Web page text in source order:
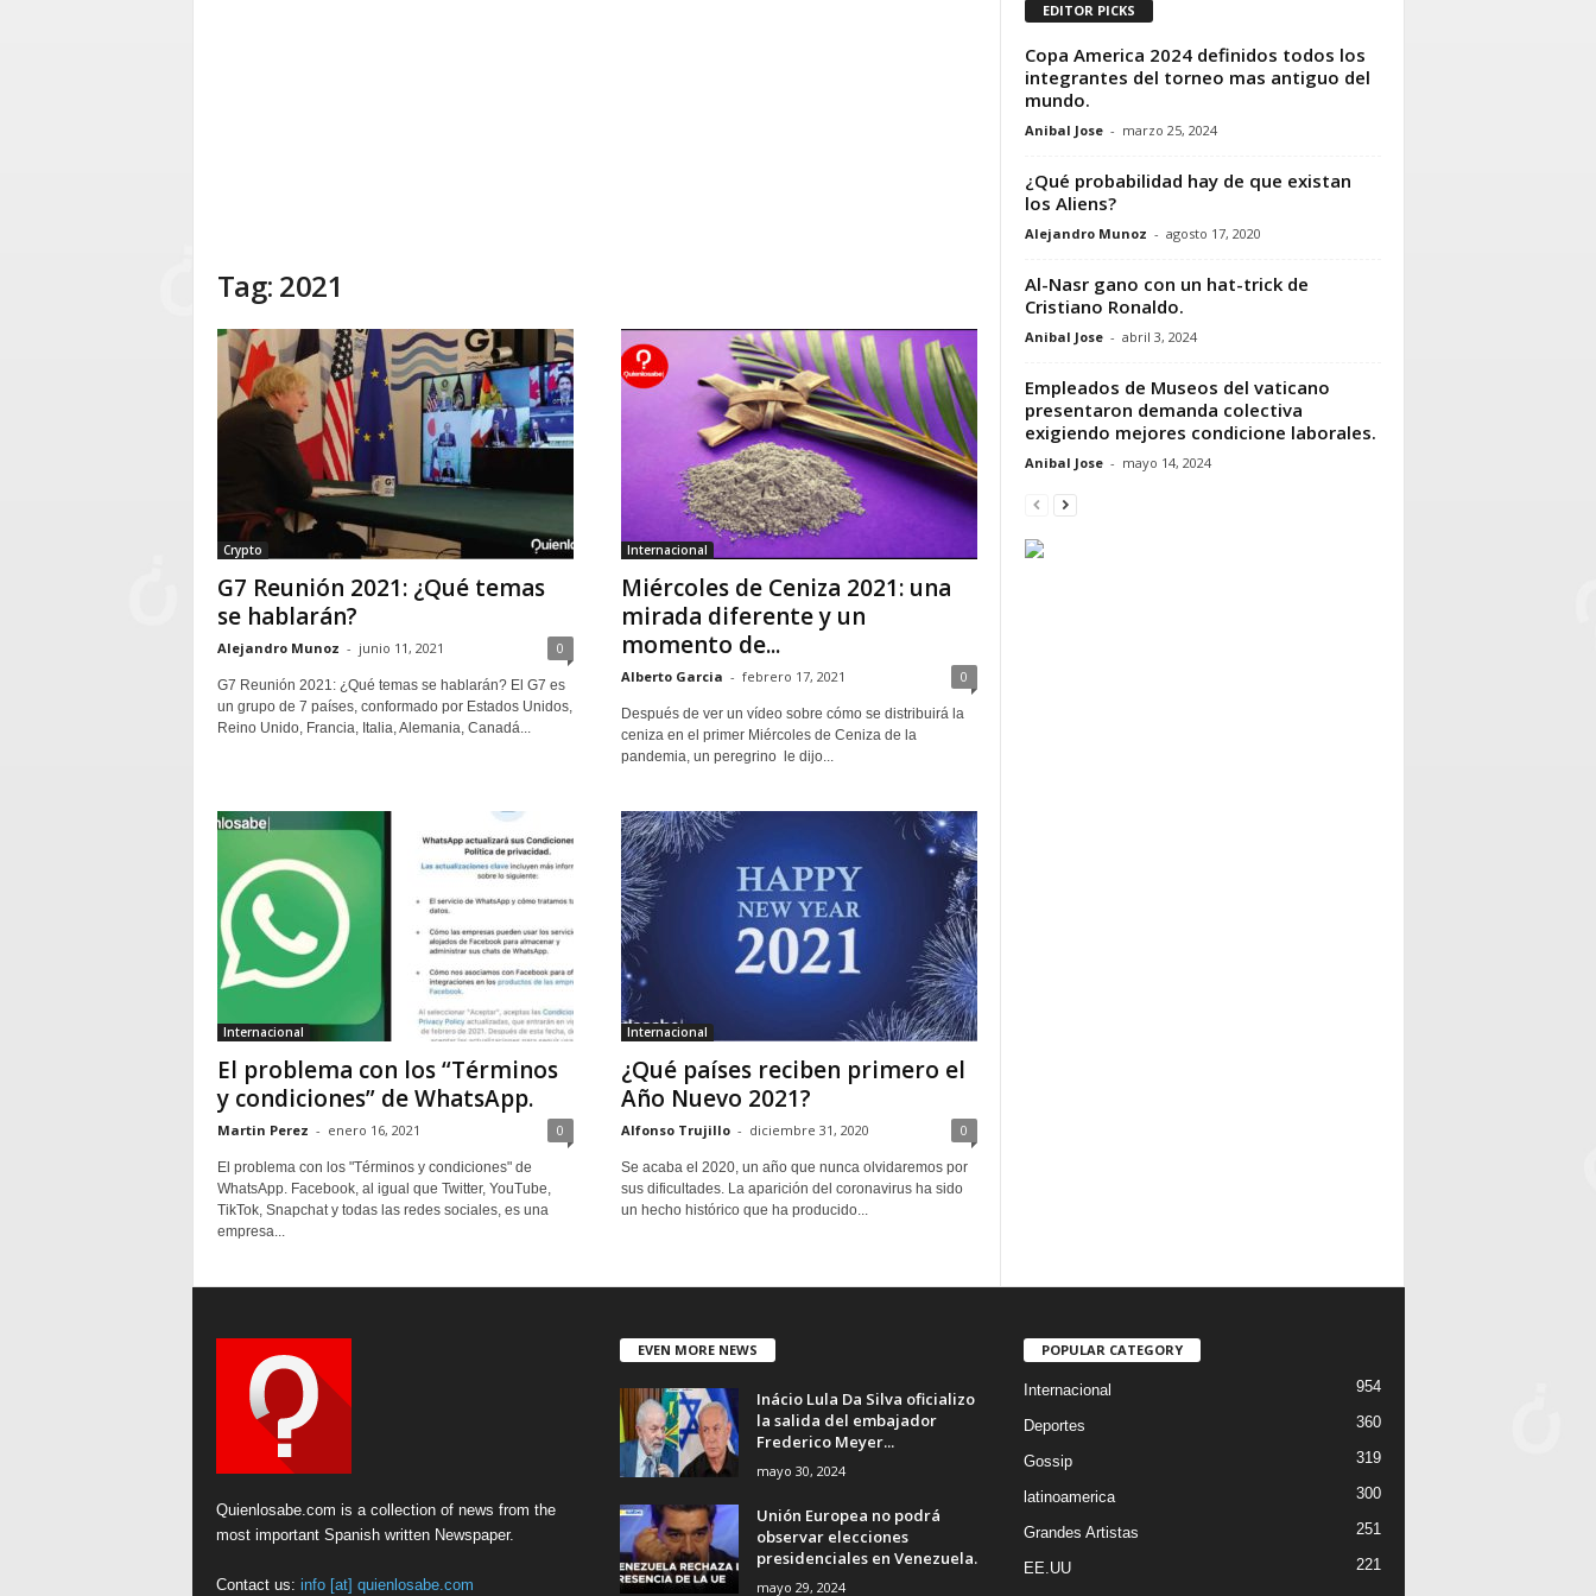
Tag: 2021
Crypto
G7 Reunión 2021: ¿Qué temas
se hablarán?
Alejandro Munoz - junio 11, 2021 0
G7 Reunión 2021: ¿Qué temas se hablarán? El G7 es
un grupo de 7 países, conformado por Estados Unidos,
Reino Unido, Francia, Italia, Alemania, Canadá...
Internacional
Miércoles de Ceniza 2021: una
mirada diferente y un
momento de...
Alberto Garcia - febrero 17, 2021 0
Después de ver un vídeo sobre cómo se distribuirá la
ceniza en el primer Miércoles de Ceniza de la
pandemia, un peregrino le dijo...
Internacional
El problema con los “Términos
y condiciones” de WhatsApp.
Martin Perez - enero 16, 2021 0
El problema con los "Términos y condiciones" de
WhatsApp. Facebook, al igual que Twitter, YouTube,
TikTok, Snapchat y todas las redes sociales, es una
empresa...
Internacional
¿Qué países reciben primero el
Año Nuevo 2021?
Alfonso Trujillo - diciembre 31, 2020 0
Se acaba el 2020, un año que nunca olvidaremos por
sus dificultades. La aparición del coronavirus ha sido
un hecho histórico que ha producido...
EDITOR PICKS
Copa America 2024 definidos todos los
integrantes del torneo mas antiguo del
mundo.
Anibal Jose - marzo 25, 2024
¿Qué probabilidad hay de que existan
los Aliens?
Alejandro Munoz - agosto 17, 2020
Al-Nasr gano con un hat-trick de
Cristiano Ronaldo.
Anibal Jose - abril 3, 2024
Empleados de Museos del vaticano
presentaron demanda colectiva
exigiendo mejores condicione laborales.
Anibal Jose - mayo 14, 2024
Quienlosabe.com is a collection of news from the
most important Spanish written Newspaper.
Contact us: info [at] quienlosabe.com
EVEN MORE NEWS
Inácio Lula Da Silva oficializo
la salida del embajador
Frederico Meyer...
mayo 30, 2024
Unión Europea no podrá
observar elecciones
presidenciales en Venezuela.
mayo 29, 2024
POPULAR CATEGORY
Internacional 954
Deportes 360
Gossip 319
latinoamerica 300
Grandes Artistas 251
EE.UU 221